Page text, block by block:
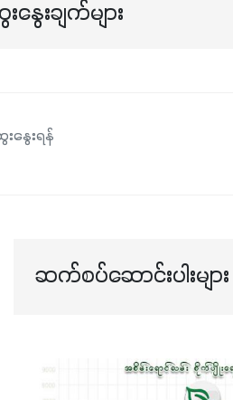
နွေးချက်များ
နွေးရန်
ဆက်စပ်ဆောင်းပါးများ